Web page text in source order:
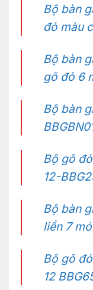
Bộ bàn
đỏ màu
Bộ bàn
gõ đỏ 6
Bộ bàn
Bộ gõ
12-
Bộ bàn
liền 7
Bộ gõ
12